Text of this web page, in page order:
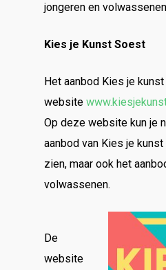
jongeren en
Kies je Kunst Soest
Het aanbod Kies je
website
Op deze website kun je
aanbod van Kies je
zien, maar ook het
volwassenen.
De
website